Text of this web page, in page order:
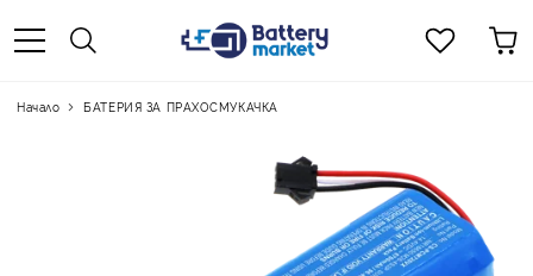
Начало БАТЕРИЯ ЗА ПРАХОСМУКАЧКА